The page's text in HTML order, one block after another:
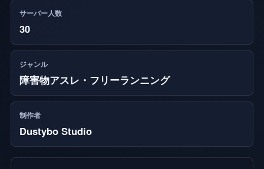
サーバー人数
30
ジャンル
障害物アスレ・フリーランニング
制作者
Dustybo Studio